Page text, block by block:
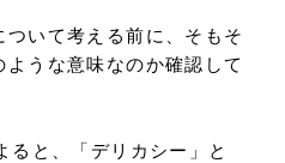
ついて考える前に、そもそ
うな意味なのか確認して
ると、「デリカシー」と